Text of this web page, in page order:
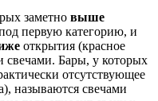
заметно выше
первую категорию, и
открытия (красное
свечами. Бары, у которых
отсутствующее
называются свечами